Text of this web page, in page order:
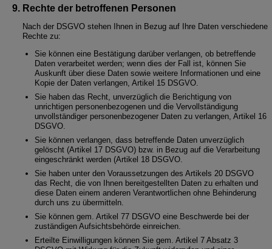
Rechte der betroffenen Personen
Nach der DSGVO stehen Ihnen in Bezug auf Ihre Daten verschiedene
Rechte zu:
Sie können eine Bestätigung darüber verlangen, ob betreffende
Daten verarbeitet werden; wenn dies der Fall ist, können Sie
Auskunft über diese Daten sowie weitere Informationen und eine
Kopie der Daten verlangen, Artikel 15 DSGVO.
Sie haben das Recht, unverzüglich die Berichtigung von
unrichtigen personenbezogenen und die Vervollständigung
unvollständiger personenbezogener Daten zu verlangen, Artikel 16
DSGVO.
Sie können verlangen, dass betreffende Daten unverzüglich
gelöscht (Artikel 17 DSGVO) bzw. in Bezug auf die Verarbeitung
eingeschränkt werden (Artikel 18 DSGVO.
Sie haben unter den Voraussetzungen des Artikels 20 DSGVO
das Recht, die von Ihnen bereitgestellten Daten zu erhalten und
diese Daten einem anderen Verantwortlichen ohne Behinderung
durch uns zu übermitteln.
Sie können gem. Artikel 77 DSGVO eine Beschwerde bei der
zuständigen Aufsichtsbehörde einreichen.
Erteilte Einwilligungen können Sie gem. Artikel 7 Absatz 3